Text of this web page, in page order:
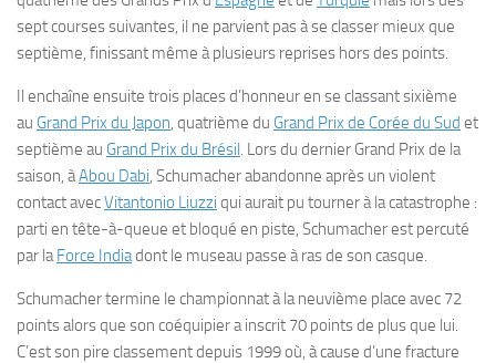
sept courses suivantes, il ne parvient pas à se classer mieux que
septième, finissant même à plusieurs reprises hors des points.
Il enchaîne ensuite trois places d’honneur en se classant sixième
au Grand Prix du Japon, quatrième du Grand Prix de Corée du Sud et
septième au Grand Prix du Brésil. Lors du dernier Grand Prix de la
saison, àAbou Dabi, Schumacher abandonne après un violent
contact avecVitantonio Liuzzi qui aurait pu tourner à la catastrophe :
parti en tête-à-queue et bloqué en piste, Schumacher est percuté
par laForce Indiadont le museau passe à ras de son casque.
Schumacher termine le championnat à la neuvième place avec 72
points alors que son coéquipier a inscrit 70 points de plus que lui.
C’est son pire classement depuis 1999 où, à cause d’une fracture